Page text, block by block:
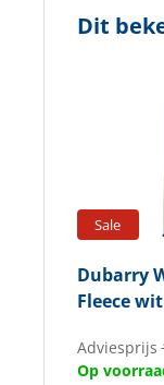
Dit
Sale
Dubarry
Fleece wit
Adviesprijs
Op